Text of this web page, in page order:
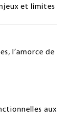
et limites
l’amorce de
aux